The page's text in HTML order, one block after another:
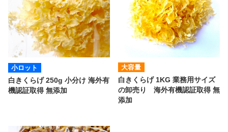
小ロット
白きくらげ 250g 小分け 海外有
機認証取得 無添加
大容量
白きくらげ 1KG 業務用サイズ
の卸売り 海外有機認証取得 無
添加